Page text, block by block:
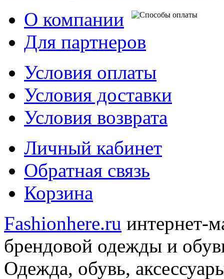
О компании
Для партнеров
Условия оплаты
Условия доставки
Условия возврата
Личный кабинет
Обратная связь
Корзина
Fashionhere.ru интернет-
брендовой одежды и
Одежда, обувь,